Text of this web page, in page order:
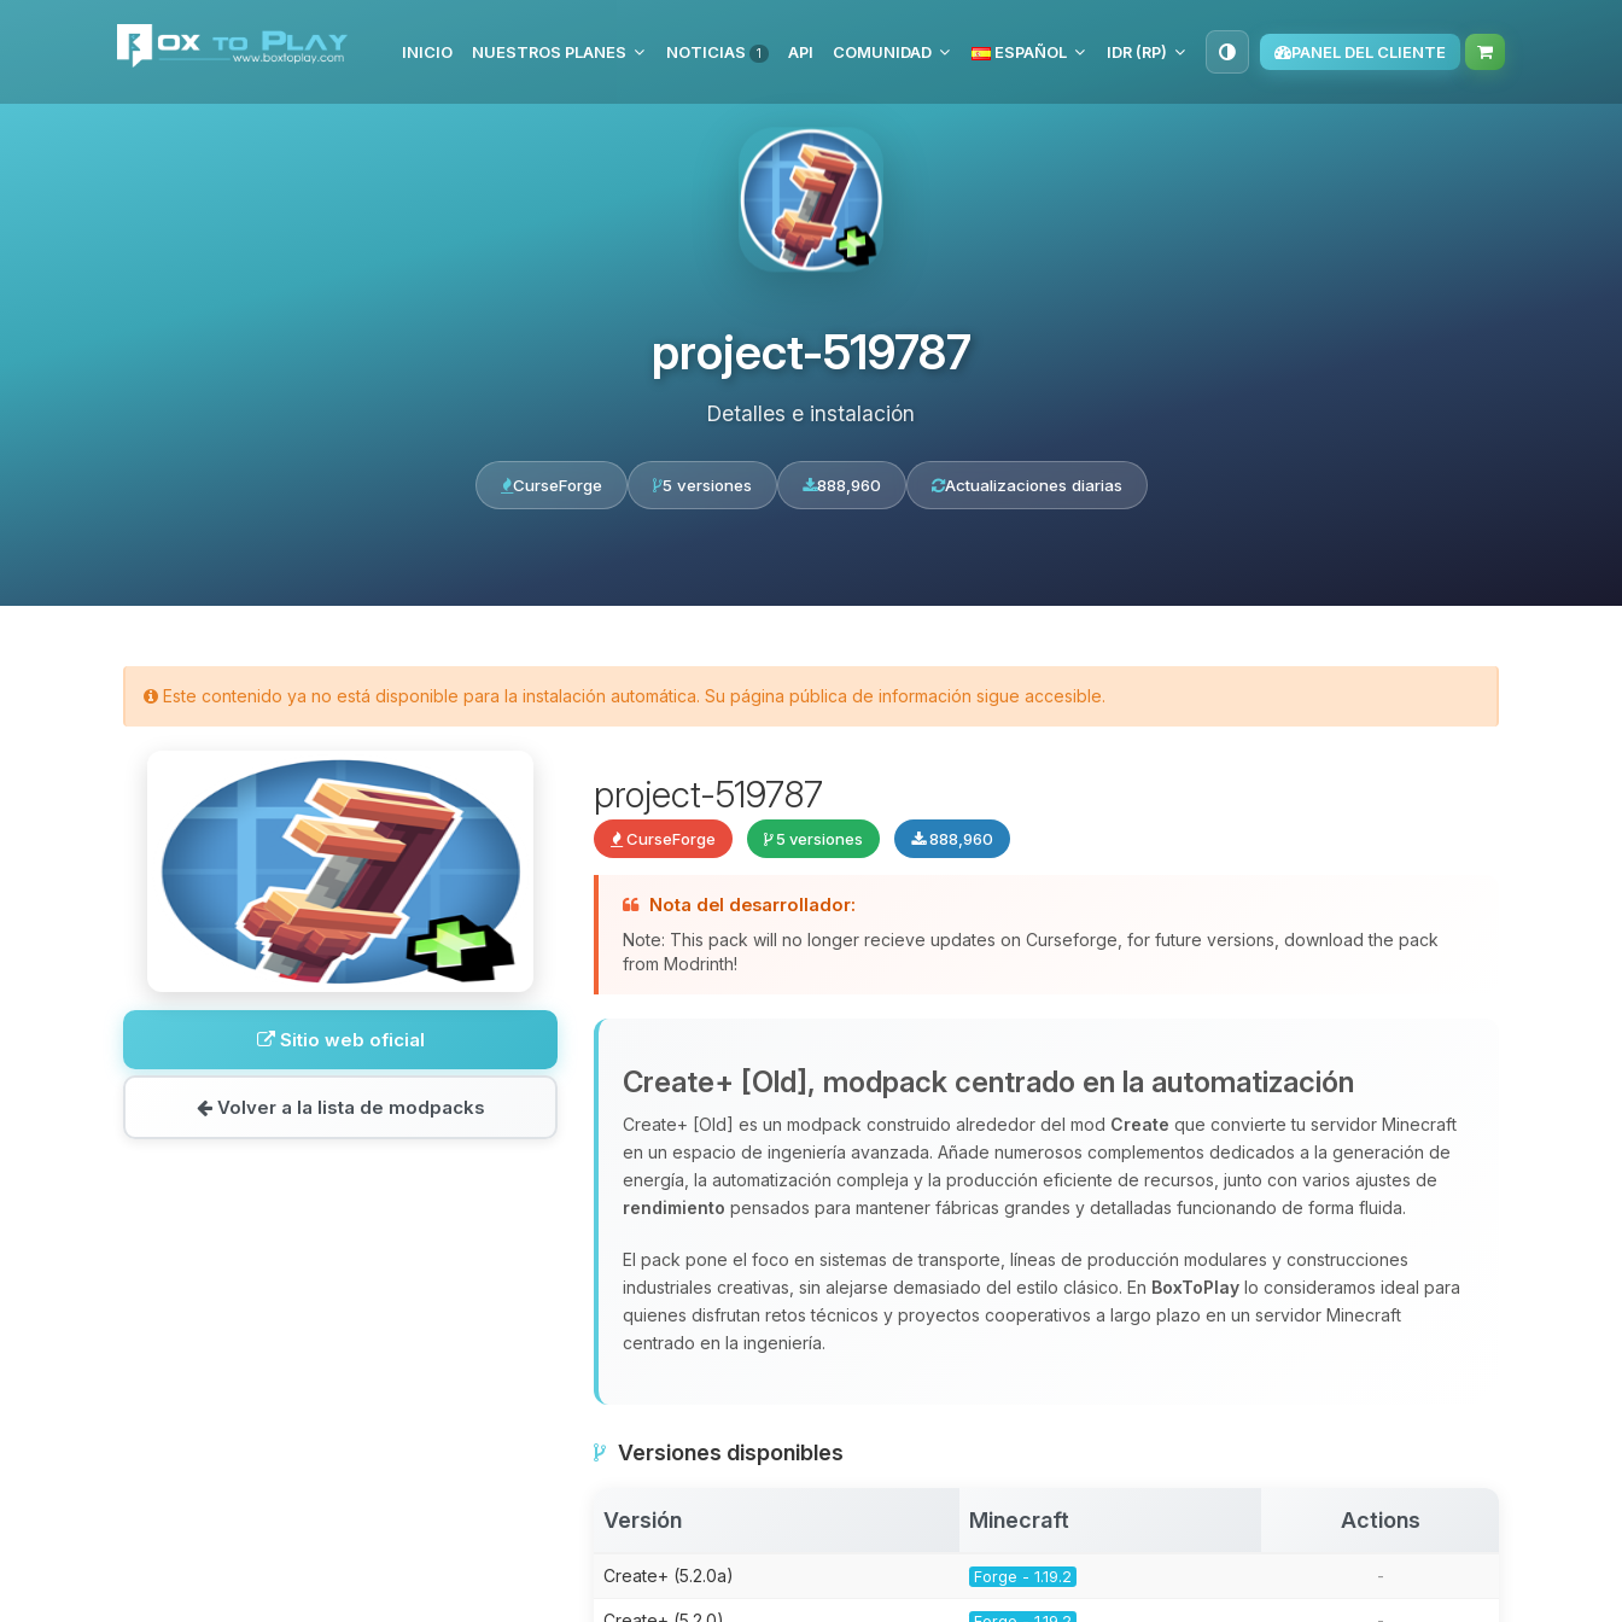
INICIO NUESTROS PLANES NOTICIAS 1 API COMUNIDAD ESPAÑOL IDR (RP) PANEL DEL CLIENTE
project-519787
Detalles e instalación
CurseForge 5 versiones 888,960 Actualizaciones diarias
Este contenido ya no está disponible para la instalación automática. Su página pública de información sigue accesible.
Sitio web oficial
Volver a la lista de modpacks
project-519787
CurseForge 5 versiones 888,960
Nota del desarrollador:
Note: This pack will no longer recieve updates on Curseforge, for future versions, download the pack
from Modrinth!
Create+ [Old], modpack centrado en la automatización
Create+ [Old] es un modpack construido alrededor del mod Create que convierte tu servidor Minecraft
en un espacio de ingeniería avanzada. Añade numerosos complementos dedicados a la generación de
energía, la automatización compleja y la producción eficiente de recursos, junto con varios ajustes de
rendimiento pensados para mantener fábricas grandes y detalladas funcionando de forma fluida.
El pack pone el foco en sistemas de transporte, líneas de producción modulares y construcciones
industriales creativas, sin alejarse demasiado del estilo clásico. En BoxToPlay lo consideramos ideal para
quienes disfrutan retos técnicos y proyectos cooperativos a largo plazo en un servidor Minecraft
centrado en la ingeniería.
Versiones disponibles
Versión Minecraft Actions
Create+ (5.2.0a) Forge - 1.19.2 -